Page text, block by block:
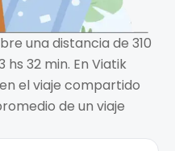
una distancia de 310
32 min. En Viatik
el viaje compartido
de un viaje